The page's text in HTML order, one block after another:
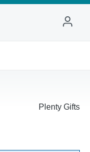
Plenty Gifts